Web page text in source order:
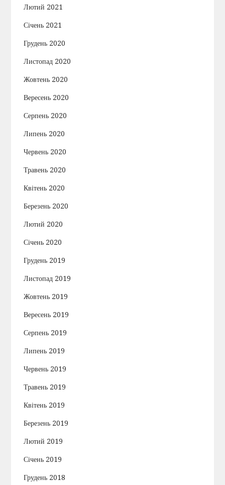
Лютий 2021
Січень 2021
Грудень 2020
Листопад 2020
Жовтень 2020
Вересень 2020
Серпень 2020
Липень 2020
Червень 2020
Травень 2020
Квітень 2020
Березень 2020
Лютий 2020
Січень 2020
Грудень 2019
Листопад 2019
Жовтень 2019
Вересень 2019
Серпень 2019
Липень 2019
Червень 2019
Травень 2019
Квітень 2019
Березень 2019
Лютий 2019
Січень 2019
Грудень 2018